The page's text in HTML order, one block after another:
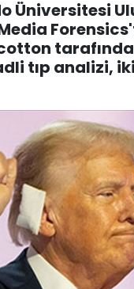
Üniversitesi
tıp analizi,